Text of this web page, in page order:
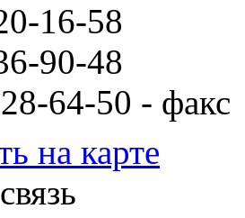
16-58
90-48
64-50 - факс
на карте